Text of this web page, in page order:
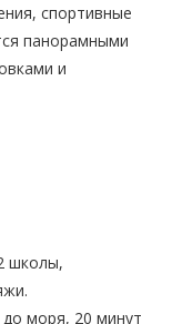
спортивные
панорамными
и
школы,
моря, 20 минут